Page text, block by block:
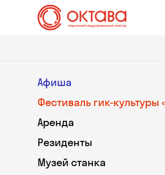
Афиша
Фестиваль гик-культуры
Аренда
Резиденты
Музей станка